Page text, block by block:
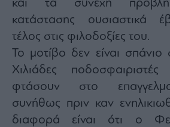
και τα συνεχή
κατάστασης ουσιαστικά
τέλος στις φιλοδοξίες του.
Το μοτίβο δεν είναι σπάνιο
Χιλιάδες
φτάσουν στο
συνήθως πριν καν
διαφορά είναι ότι ο